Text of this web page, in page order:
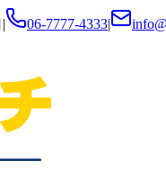
| 06-7777-4333|